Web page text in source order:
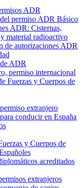
ADR
permiso ADR Básico
ADR: Cisternas,
material radioactivo
de autorizaciones ADR
ADR
permiso internacional
Fuerzas y Cuerpos de
extranjero
conducir en España
y Cuerpos de
acreditados
extranjeros